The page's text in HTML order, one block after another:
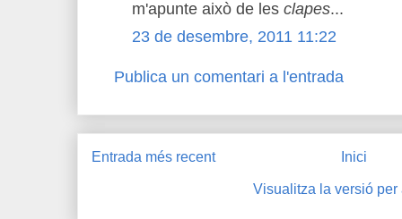
m'apunte això de les clapes...
23 de desembre, 2011 11:22
Publica un comentari a l'entrada
Entrada més recent Inici
Visualitza la versió per